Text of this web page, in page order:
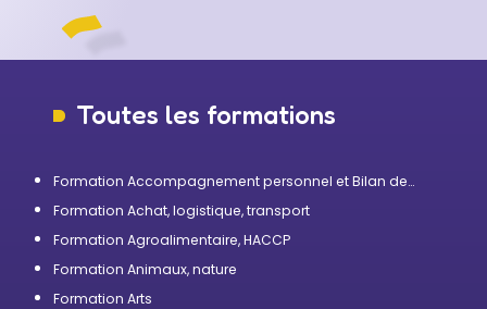
Toutes les formations
Formation Accompagnement personnel et Bilan de
Formation Achat, logistique, transport
Formation Agroalimentaire, HACCP
Formation Animaux, nature
Formation Arts